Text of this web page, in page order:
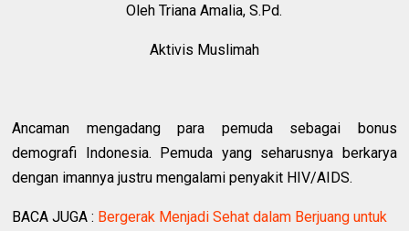
Oleh Triana Amalia, S.Pd.
Aktivis Muslimah
Ancaman mengadang para pemuda sebagai bonus
demografi Indonesia. Pemuda yang seharusnya berkarya
dengan imannya justru mengalami penyakit HIV/AIDS.
BACA JUGA : Bergerak Menjadi Sehat dalam Berjuang untuk